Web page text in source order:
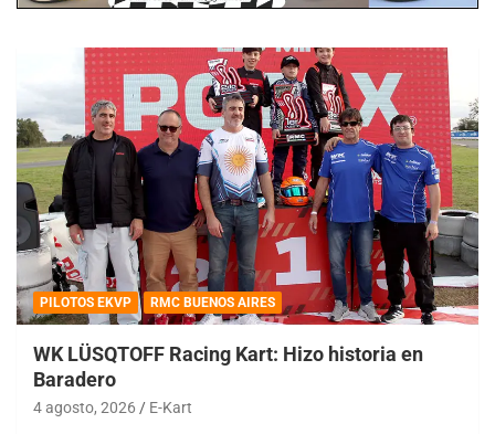
PILOTOS EKVP RMC BUENOS AIRES
WK LÜSQTOFF Racing Kart: Hizo historia en
Baradero
4 agosto, 2026 E-Kart